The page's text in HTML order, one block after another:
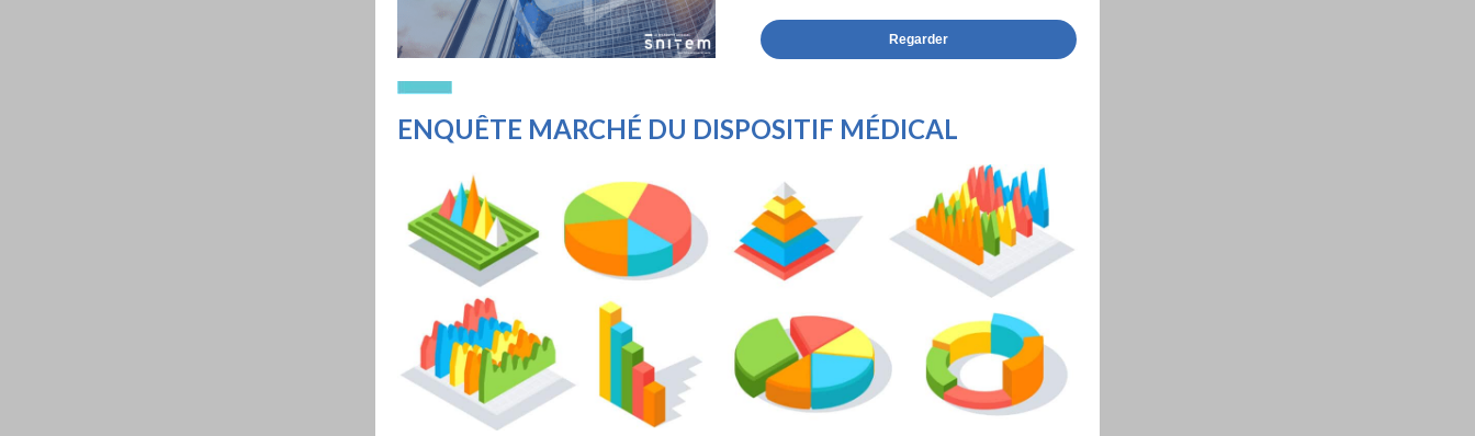
Regarder
ENQUÊTE MARCHÉ DU DISPOSITIF MÉDICAL